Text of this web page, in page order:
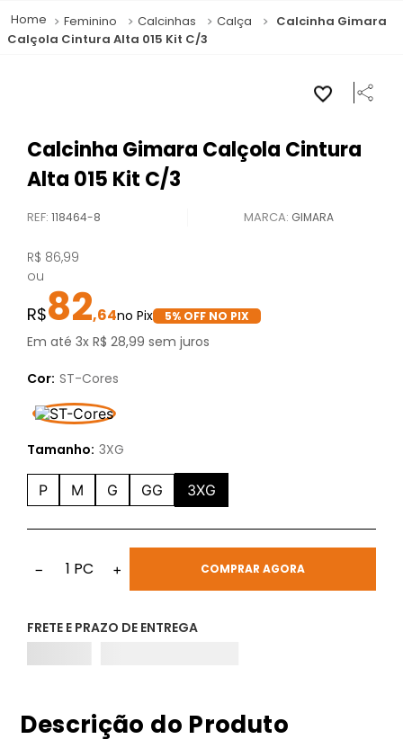
Feminino Calcinhas Calça
Calcinha Gimara
Calçola Cintura Alta 015 Kit C/3
Calcinha Gimara Calçola Cintura
Alta 015 Kit C/3
REF:118464-8 GIMARA
R$ 86,99
ou
82,64 5% OFF NO PIX
Em até3xR$ 28,99 sem juros
Cor: ST-Cores
Tamanho: 3XG
P M G GG 3XG
− 1 PC + COMPRAR AGORA
FRETE E PRAZO DE ENTREGA
Descrição do Produto